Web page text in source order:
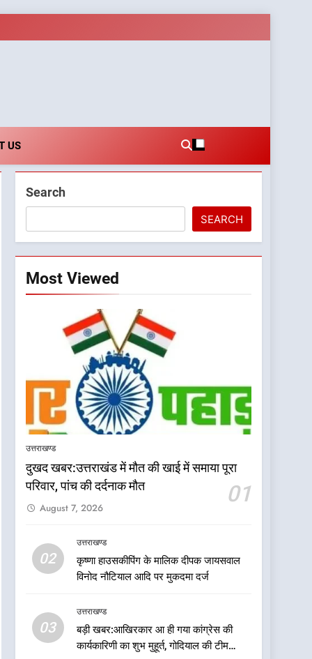
US
Search
SEARCH
Most Viewed
उत्तराखण्ड
दुखद खबर:उत्तराखंड में मौत की खाई में समाया पूरा
परिवार, पांच की दर्दनाक मौत
01
August 7, 2026
02
उत्तराखण्ड
कृष्णा हाउसकीपिंग के मालिक दीपक जायसवाल
विनोद नौटियाल आदि पर मुकदमा दर्ज
03
उत्तराखण्ड
बड़ी खबर:आखिरकार आ ही गया कांग्रेस की
कार्यकारिणी का शुभ मुहूर्त, गोदियाल की टीम
5
देखें वीडियो:कांग्रेस का 2027 के
चुनाव जीतने पर फोकस पूरा,
गोदियाल
6
कांग्रेस का 2027 के चुनाव